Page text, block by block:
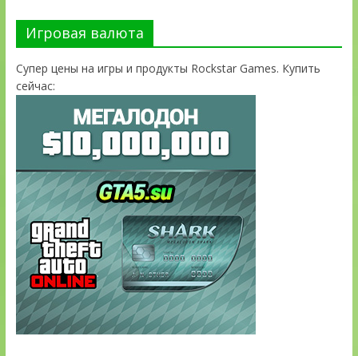
Игровая валюта
Супер цены на игры и продукты Rockstar Games. Купить
сейчас: